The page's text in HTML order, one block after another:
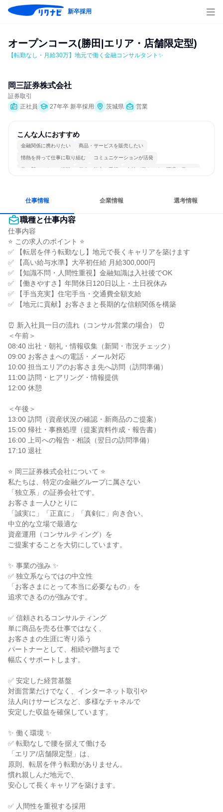
新卒採用
オープンコース(勝田|エリア・店舗限定型)
【転勤なし・月給30万】地元で働く金融コンサルタント✨
岡三証券株式会社
証券取引
正社員
27年卒 新卒採用 茨城県 営業
こんな人におすすめ
金融関係に携わりたい 商品・サービスを販売したい
情熱を持って仕事に取り組む コミュニケーションが活発
常に新しいものに挑戦 個人の能力を重視 女性が働きやすい環境で働ける
仕事情報 企業情報 選考情報
職種と仕事内容
仕事内容
⭐ この求人のポイント ⭐
✅ 【転居を伴う転勤なし】地元で長くキャリアを築けます
✅ 【高い給与水準】大卒初任給 月給300,000円
✅ 【知識不問・人間性重視】金融知識は入社後でOK
✅ 【働きやすさ】年間休日120日以上・土日祝休み
✅ 【手当充実】住宅手当・交通費全額支給
✅ 【地元に貢献】お客さまと長期的な信頼関係を構築
⏰ 新入社員一日の流れ（コンサル営業の場合） ⏰
＜午前＞
08:40 出社・朝礼・情報収集（新聞・市況チェック）
09:00 お客さまへの電話・メール対応
10:00 担当エリアのお客さま先へ訪問（訪問準備）
11:00 訪問・ヒアリング・情報提供
12:00 休憩
＜午後＞
13:00 訪問（資産状況の確認・新商品のご提案）
15:00 帰社・事務処理（提案資料作成・報告書）
16:00 上司への報告・相談（翌日の訪問準備）
17:10 退社
⭐ 岡三証券株式会社について ⭐
私たちは、特定の金融グループに属さない
「独立系」の証券会社です。
お客さま一人ひとりに
「誠実に」「正直に」「真剣に」向き合い、
中立的な立場で最適な
資産運用（コンサルティング）を
ご提案することを大切にしています。
✨ 事業の強み ✨
✅ 独立系ならではの中立性
「お客さまにとって本当に必要なもの」を
追求できるのが強みです。
✅ 信頼されるコンサルティング
単に商品を売る仕事ではなく、
お客さまの生涯に寄り添う
パートナーとして、相続や贈与まで
幅広くサポートします。
✅ 安定した経営基盤
対面営業だけでなく、インターネット取引や
法人向けサービスなど、多様なチャネルで
安定した収益を確保しています。
✨ 働く環境 ✨
✅ 転勤なしで腰を据えて働ける
「エリア/店舗限定型」は、
原則、転居を伴う転勤がありません。
慣れ親しんだ地元で、
安心して長くキャリアを築けます。
✅ 人間性を重視する採用